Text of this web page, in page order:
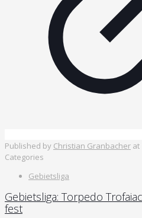
Published by Christian Granbacher at
Categories
Gebietsliga
Gebietsliga: Torpedo
fest